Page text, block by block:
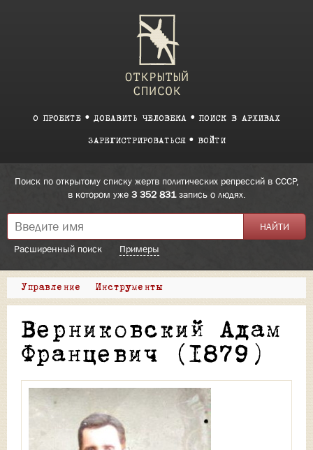
О ПРОЕКТЕ ДОБАВИТЬ ЧЕЛОВЕКА ПОИСК В АРХИВАХ
ЗАРЕГИСТРИРОВАТЬСЯ ВОЙТИ
Поиск по открытому списку жертв политических репрессий в СССР,
в котором уже 3 352 831запись о людях.
Расширенный поиск Примеры
Управление Инструменты
Верниковский Адам
Францевич (1879)